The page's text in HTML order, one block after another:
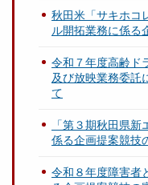
秋田米「サキホコ
ル開拓業務に係る
令和７年度高齢ド
及び放映業務委託
て
「第３期秋田県
係る企画提案競技
令和８年度障害者